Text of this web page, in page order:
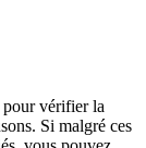
pour vérifier la
Si malgré ces